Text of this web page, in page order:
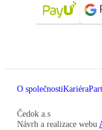
O společnostiKariéra
Čedok a.s
Návrh a realizace webu